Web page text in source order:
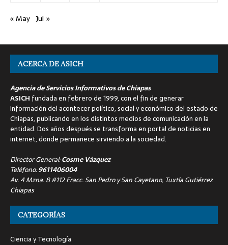
« May Jul »
ACERCA DE ASICH
Agencia de Servicios Informativos de Chiapas
ASICH fundada en febrero de 1999, con el fin de generar
información del acontecer político, social y económico del estado de
Chiapas, publicando en los distintos medios de comunicación en la
entidad. Dos años después se transforma en portal de noticias en
internet, donde permanece sirviendo a la sociedad.
Director General:Cosme Vázquez
Teléfono:9611406004
Av. 4 Mzna. 8 #112 Fracc. San Pedro y San Cayetano, Tuxtla Gutiérrez
Chiapas
CATEGORÍAS
Ciencia y Tecnología